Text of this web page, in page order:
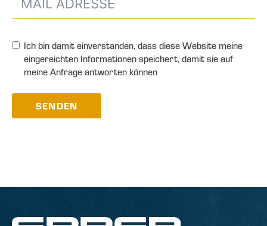
Ich bin damit einverstanden, dass diese Website meine
eingereichten Informationen speichert, damit sie auf
meine Anfrage antworten können
SENDEN